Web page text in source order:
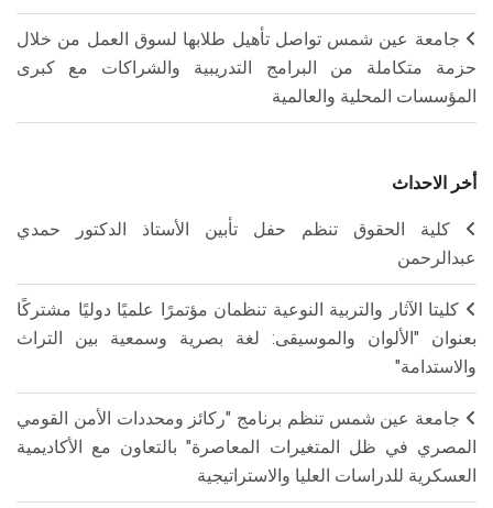
جامعة عين شمس تواصل تأهيل طلابها لسوق العمل من خلال
حزمة متكاملة من البرامج التدريبية والشراكات مع كبرى
المؤسسات المحلية والعالمية
أخر الاحداث
كلية الحقوق تنظم حفل تأبين الأستاذ الدكتور حمدي
عبدالرحمن
كليتا الآثار والتربية النوعية تنظمان مؤتمرًا علميًا دوليًا مشتركًا
بعنوان "الألوان والموسيقى: لغة بصرية وسمعية بين التراث
والاستدامة"
جامعة عين شمس تنظم برنامج "ركائز ومحددات الأمن القومي
المصري في ظل المتغيرات المعاصرة" بالتعاون مع الأكاديمية
العسكرية للدراسات العليا والاستراتيجية